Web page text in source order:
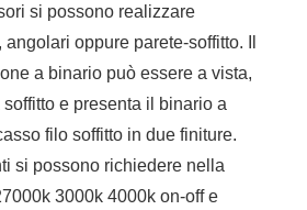
si possono realizzare
oppure parete-soffitto. Il
a binario può essere a vista,
e presenta il binario a
filo soffitto in due finiture.
si possono richiedere nella
3000k 4000k on-off e